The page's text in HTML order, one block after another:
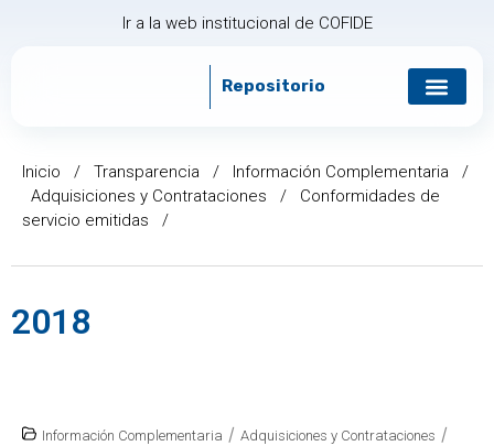
Ir a la web institucional de COFIDE
Repositorio
Inicio / Transparencia / Información Complementaria /
Adquisiciones y Contrataciones / Conformidades de
servicio emitidas /
2018
Información Complementaria / Adquisiciones y Contrataciones /